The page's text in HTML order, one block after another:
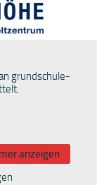
grundschule-
anzeigen